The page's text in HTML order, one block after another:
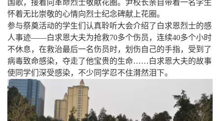
国歌，接着向革命烈士敬献花圈。尹校长亲自带着一名学生
怀着无比崇敬的心情向烈士纪念碑献上花圈。
参与祭奠活动的学生们认真聆听大会介绍了白求恩烈士的感
人事迹——白求恩大夫为抢救70多个伤员，连续40多个小时
不休息，在救治最后一名伤员时，划伤自己的手指，受到了
病毒致命感染，夺走了他宝贵的生命……白求恩大夫的故事
使同学们深受感染，不少同学忍不住潸然泪下。